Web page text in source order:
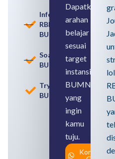
Informasi
RBB
BUMN
Soal
BUMN
Tryout
BUMN
Dapatkan
arahan
belajar
sesuai
target
instansi
BUMN
yang
ingin
kamu
tuju.
Konsultasi